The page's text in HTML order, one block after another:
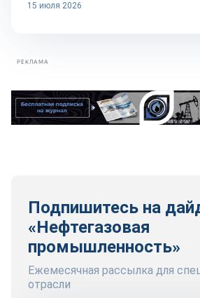
15 июля 2026
РЕКЛАМА
Подпишитесь на
«Нефтегазовая
промышленность»
Ежемесячная рассылка для
отрасли